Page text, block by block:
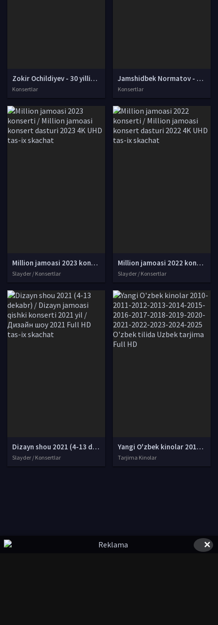
Zokir Ochildiyev - 30 yillik yubiley konsert dasturi 2022 Full HD skachat
Konsertlar
Jamshidbek Normatov - Yangi Toshkentlik nomli konsert dasturi 2022 4K UHD skachat
Konsertlar
Million jamoasi 2023 konserti / Million jamoasi konsert dasturi 2023 4K UHD tas-ix skachat
Slayder / Konsertlar
Million jamoasi 2022 konserti / Million jamoasi konsert dasturi 2022 4K UHD tas-ix skachat
Slayder / Konsertlar
Dizayn shou 2021 (4-13 dekabr) / Dizayn jamoasi qishki konserti 2021 yil / Дизайн шоу 2021 Full HD tas-ix skachat
Slayder / Konsertlar
Yangi O'zbek kinolar 2010-2011-2012-2013-2014-2015-2016-2017-2018-2019-2020-2021-2022-2023-2024-2025 O'zbek tilida Uzbek tarjima Full HD
Tarjima Kinolar
✕